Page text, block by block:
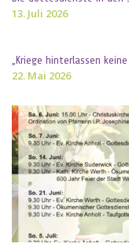
13. Juli 2026
„Kriege hinterlassen keine
22. Mai 2026